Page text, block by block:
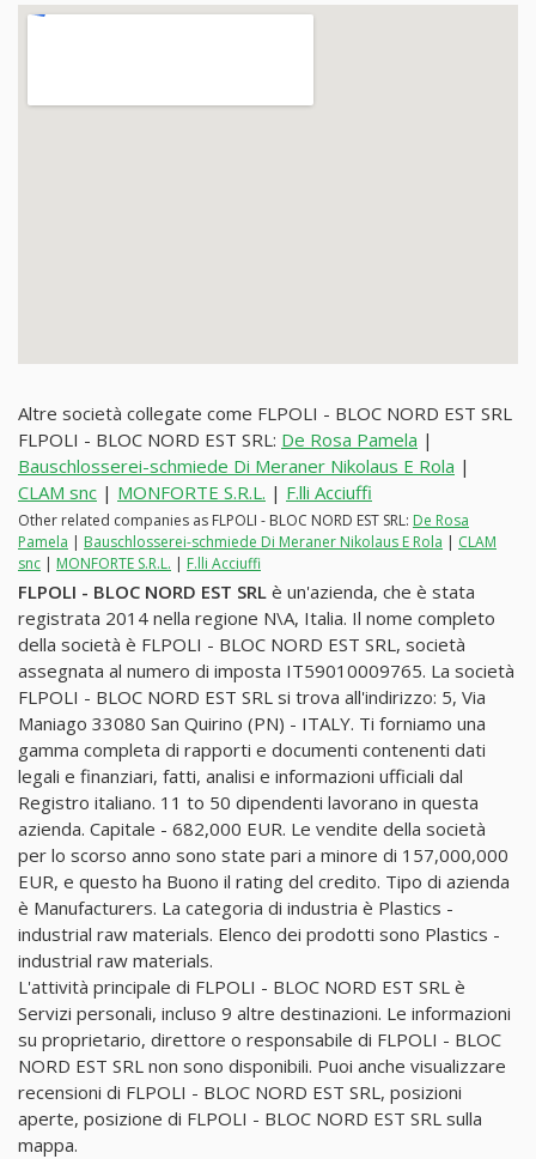
Altre società collegate come FLPOLI - BLOC NORD EST SRL
FLPOLI - BLOC NORD EST SRL: De Rosa Pamela |
Bauschlosserei-schmiede Di Meraner Nikolaus E Rola |
CLAM snc | MONFORTE S.R.L. | F.lli Acciuffi
Other related companies as FLPOLI - BLOC NORD EST SRL: De Rosa
Pamela | Bauschlosserei-schmiede Di Meraner Nikolaus E Rola | CLAM
snc | MONFORTE S.R.L. | F.lli Acciuffi
FLPOLI - BLOC NORD EST SRL è un'azienda, che è stata
registrata 2014 nella regione N\A, Italia. Il nome completo
della società è FLPOLI - BLOC NORD EST SRL, società
assegnata al numero di imposta IT59010009765. La società
FLPOLI - BLOC NORD EST SRL si trova all'indirizzo: 5, Via
Maniago 33080 San Quirino (PN) - ITALY. Ti forniamo una
gamma completa di rapporti e documenti contenenti dati
legali e finanziari, fatti, analisi e informazioni ufficiali dal
Registro italiano. 11 to 50 dipendenti lavorano in questa
azienda. Capitale - 682,000 EUR. Le vendite della società
per lo scorso anno sono state pari a minore di 157,000,000
EUR, e questo ha Buono il rating del credito. Tipo di azienda
è Manufacturers. La categoria di industria è Plastics -
industrial raw materials. Elenco dei prodotti sono Plastics -
industrial raw materials.
L'attività principale di FLPOLI - BLOC NORD EST SRL è
Servizi personali, incluso 9 altre destinazioni. Le informazioni
su proprietario, direttore o responsabile di FLPOLI - BLOC
NORD EST SRL non sono disponibili. Puoi anche visualizzare
recensioni di FLPOLI - BLOC NORD EST SRL, posizioni
aperte, posizione di FLPOLI - BLOC NORD EST SRL sulla
mappa.